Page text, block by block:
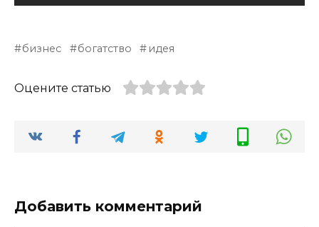
бизнес богатство идея
Оцените статью
Добавить комментарий